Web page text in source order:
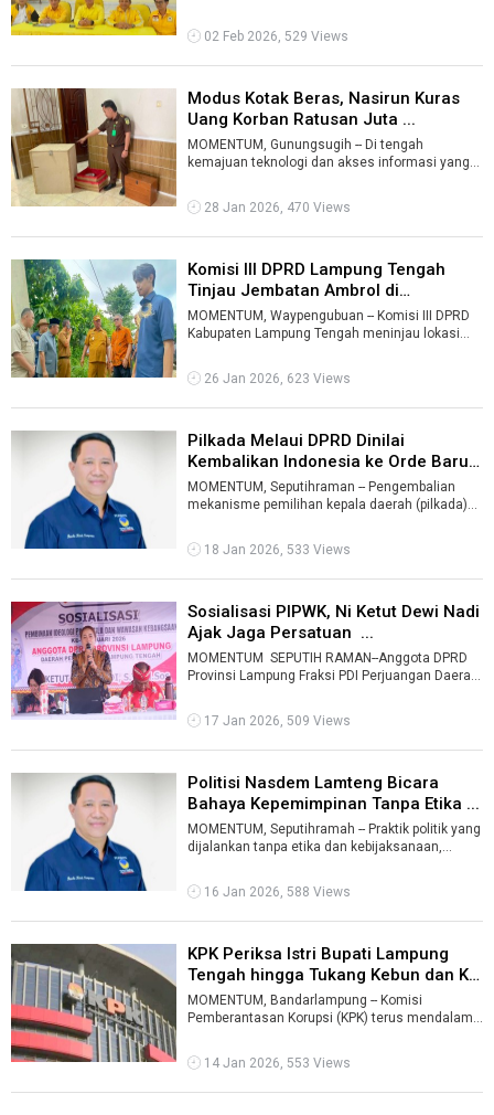
...
02 Feb 2026, 529 Views
Modus Kotak Beras, Nasirun Kuras
Uang Korban Ratusan Juta ...
MOMENTUM, Gunungsugih -- Di tengah
kemajuan teknologi dan akses informasi yang
pengga ...
28 Jan 2026, 470 Views
Komisi III DPRD Lampung Tengah
Tinjau Jembatan Ambrol di
Waypengu ...
MOMENTUM, Waypengubuan -- Komisi III DPRD
Kabupaten Lampung Tengah meninjau lokasi
26 Jan 2026, 623 Views
Pilkada Melaui DPRD Dinilai
Kembalikan Indonesia ke Orde Baru
...
MOMENTUM, Seputihraman -- Pengembalian
mekanisme pemilihan kepala daerah (pilkada)
18 Jan 2026, 533 Views
Sosialisasi PIPWK, Ni Ketut Dewi Nadi
Ajak Jaga Persatuan ...
MOMENTUM SEPUTIH RAMAN--Anggota DPRD
Provinsi Lampung Fraksi PDI Perjuangan Daerah
17 Jan 2026, 509 Views
Politisi Nasdem Lamteng Bicara
Bahaya Kepemimpinan Tanpa Etika ...
MOMENTUM, Seputihramah -- Praktik politik yang
dijalankan tanpa etika dan kebijaksanaan,
16 Jan 2026, 588 Views
KPK Periksa Istri Bupati Lampung
Tengah hingga Tukang Kebun dan K
...
MOMENTUM, Bandarlampung -- Komisi
Pemberantasan Korupsi (KPK) terus mendalami
m ...
14 Jan 2026, 553 Views